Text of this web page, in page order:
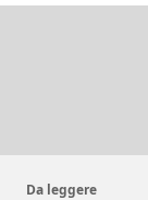
Da leggere